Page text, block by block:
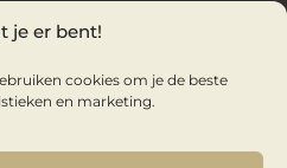
je er bent!
cookies om je de beste
en marketing.